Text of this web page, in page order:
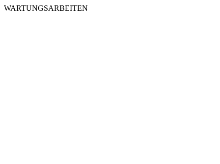
WARTUNGSARBEITEN